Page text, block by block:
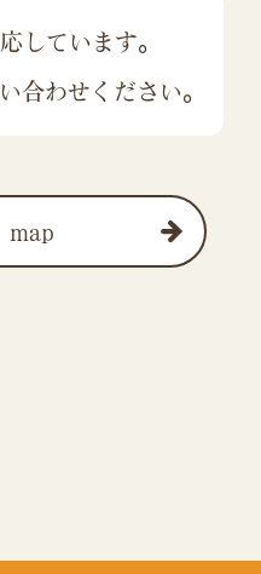
map
しています。
合わせください。